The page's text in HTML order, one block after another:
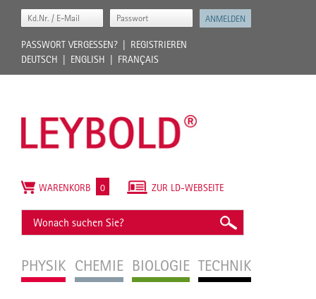
PASSWORT VERGESSEN?
REGISTRIEREN
DEUTSCH
ENGLISH FRANÇAIS
PHYSIK CHEMIE BIOLOGIE TECHNIK
ZUR LD-WEBSEITE
WARENKORB 0